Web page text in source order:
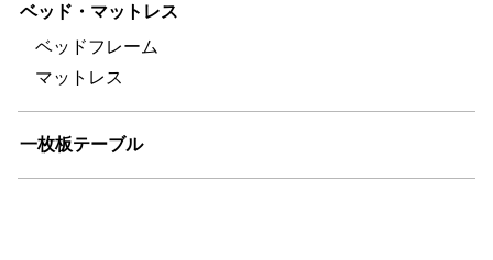
ベッド・マットレス
ベッドフレーム
マットレス
一枚板テーブル